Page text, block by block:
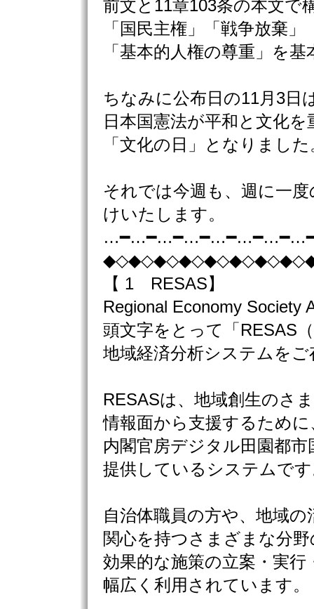
前文と11章103条の本文で
「国民主権」「戦争放棄」
「基本的人権の尊重」を
ちなみに公布日の11月3日
日本国憲法が平和と文化
「文化の日」となりました
それでは今週も、週に一
けいたします。
【 1 RESAS】
Regional Economy Society
頭文字をとって「RESAS
地域経済分析システムを
RESASは、地域創生のさ
情報面から支援するため
内閣官房デジタル田園都
提供しているシステムで
自治体職員の方や、地域の
関心を持つさまざまな分
効果的な施策の立案・実行
幅広く利用されています。